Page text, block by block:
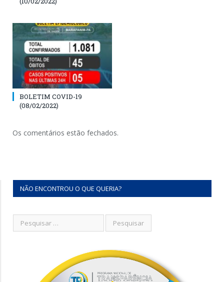
BOLETIM COVID-19
(08/02/2022)
Os comentários estão fechados.
NÃO ENCONTROU O QUE QUERIA?